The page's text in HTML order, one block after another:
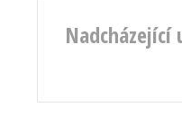
Nadcházející